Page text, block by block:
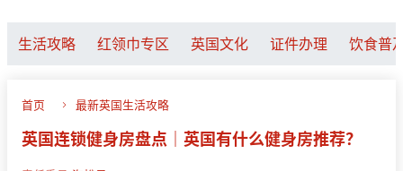
生活攻略 红领巾专区 英国文化 证件办理 饮食普
首页 最新英国生活攻略
英国连锁健身房盘点｜英国有什么健身房推荐？